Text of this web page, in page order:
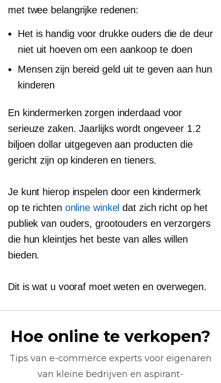
met twee belangrijke redenen:
Het is handig voor drukke ouders die de deur
niet uit hoeven om een ​​aankoop te doen
Mensen zijn bereid geld uit te geven aan hun
kinderen
En kindermerken zorgen inderdaad voor
serieuze zaken. Jaarlijks wordt ongeveer 1.2
biljoen dollar uitgegeven aan producten die
gericht zijn op kinderen en tieners.
Je kunt hierop inspelen door een kindermerk
op te richten online winkel dat zich richt op het
publiek van ouders, grootouders en verzorgers
die hun kleintjes het beste van alles willen
bieden.
Dit is wat u vooraf moet weten en overwegen.
Hoe online te verkopen?
Tips van e-commerce experts voor eigenaren
van kleine bedrijven en aspirant-